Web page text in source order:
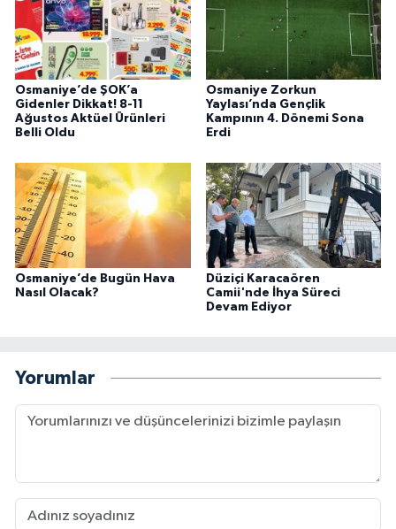
Osmaniye’de ŞOK’a
Gidenler Dikkat! 8-11
Ağustos Aktüel Ürünleri
Belli Oldu
Osmaniye Zorkun
Yaylası’nda Gençlik
Kampının 4. Dönemi Sona
Erdi
Osmaniye’de Bugün Hava
Nasıl Olacak?
Düziçi Karacaören
Camii'nde İhya Süreci
Devam Ediyor
Yorumlar